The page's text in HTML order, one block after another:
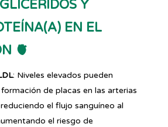
Y
EN EL
🫀
: Niveles elevados pueden
de placas en las arterias
el flujo sanguíneo al
el riesgo de